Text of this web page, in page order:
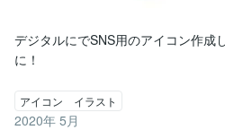
デジタルにでSNS用のアイコン作成
に！
アイコン イラスト
2020年 5月